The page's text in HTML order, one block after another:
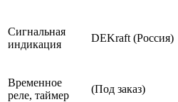
Сигнальная
индикация
DEKraft (Россия)
Временное
реле, таймер
(Под заказ)